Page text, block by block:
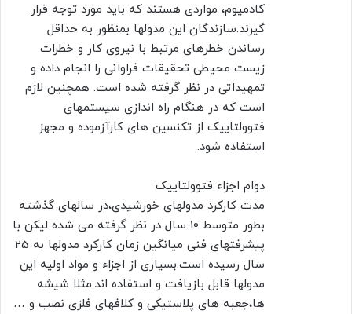
کادمیوم، مواردی هستند که باید مورد توجه قرار
گیرند.سازندگان این مدولها بمنظور به حداقل
رساندن خطرهای مرتبط با نیروی کار و خطرات
زیست محیطی تحقیقات فراوانی را انجام داده و
تمهیداتی در نظر گرفته شده است. همچنین لازم
است که در هنگام راه اندازی سیستمهای
فتوولتاییک از تکنسین های کارآزموده و مجهز
استفاده شود.
دوام اجزاء فتوولتاییک
مدت کارکرد مدولهای خورشیدی،در سالهای گذشته
بطور متوسط 10 سال در نظر گرفته می شده لیکن با
پیشرفتهای فنی میانگین زمان کارکرد مدولها به 25
سال رسیده است.بسیاری از اجزاء و مواد اولیه این
مدولها قابل بازیافت و استفاده اند.مثلا شیشه
ها،جعبه های پلاستیکی و کلافهای فلزی نصب و …